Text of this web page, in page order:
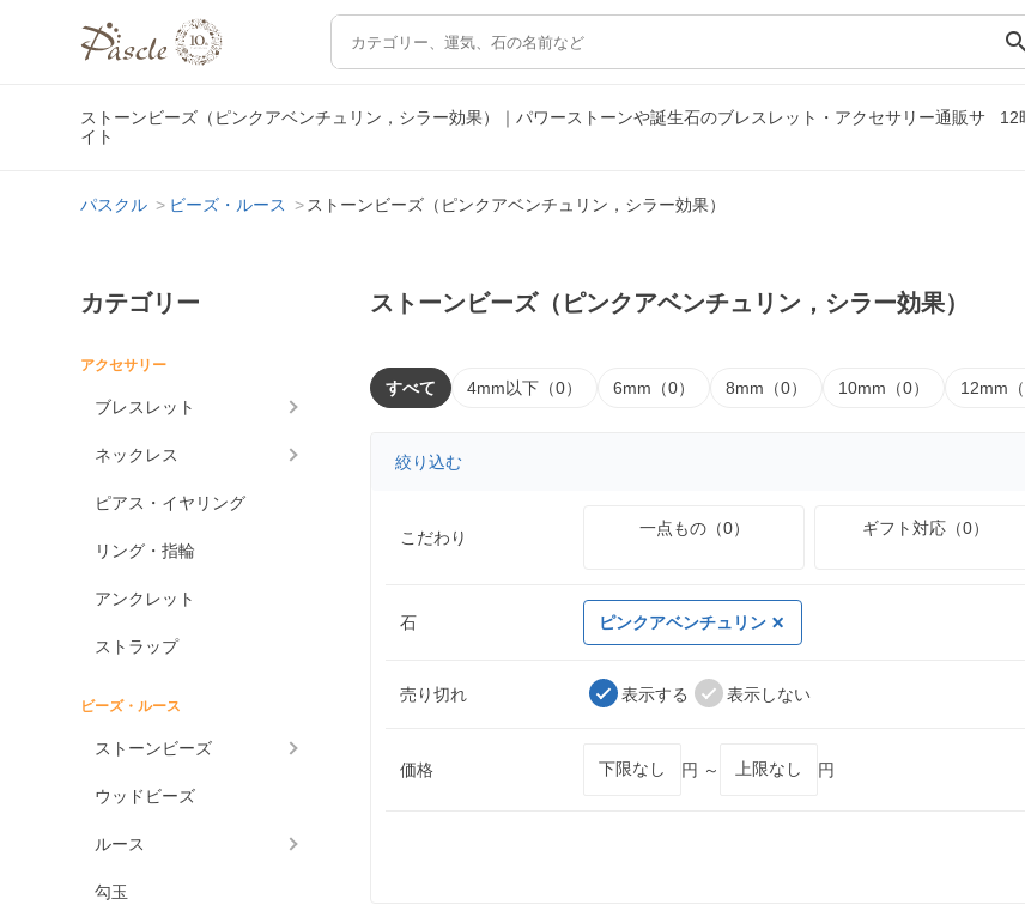
search
ストーンビーズ（ピンクアベンチュリン，シラー効果）｜パワーストーンや誕生石のブレスレット・アクセサリー通販サ
イト
12
パスクル ビーズ・ルース ストーンビーズ（ピンクアベンチュリン，シラー効果）
カテゴリー
アクセサリー
ブレスレット
ネックレス
ピアス・イヤリング
リング・指輪
アンクレット
ストラップ
ビーズ・ルース
ストーンビーズ
ウッドビーズ
ルース
勾玉
ストーンビーズ（ピンクアベンチュリン，シラー効果）
すべて 4mm以下（0） 6mm（0） 8mm（0） 10mm（0） 12mm（
絞り込む
こだわり 一点もの（0） ギフト対応（0）
石 ピンクアベンチュリン
売り切れ 表示する 表示しない
価格 円 ～ 円